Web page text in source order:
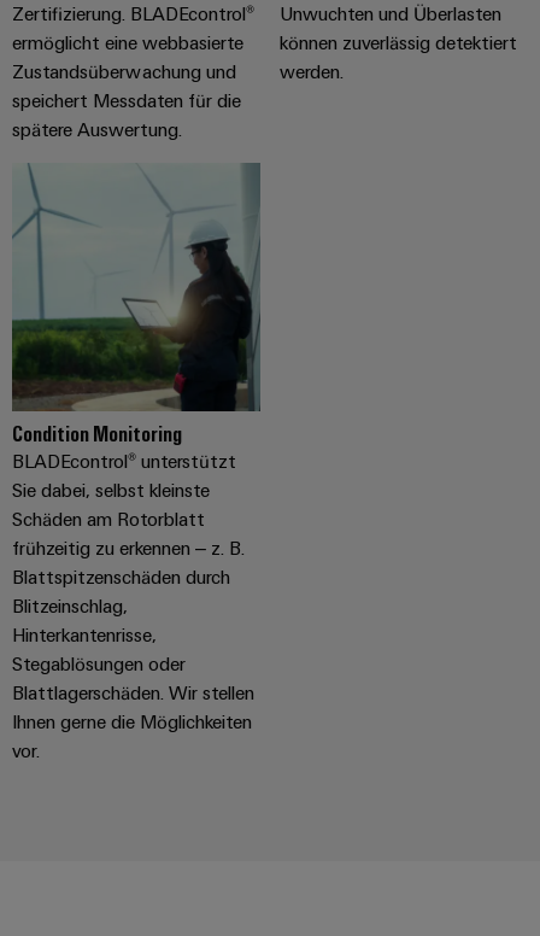
Zertifizierung. BLADEcontrol®
ermöglicht eine webbasierte
Zustandsüberwachung und
speichert Messdaten für die
spätere Auswertung.
Unwuchten und Überlasten
können zuverlässig detektiert
werden.
Condition Monitoring
BLADEcontrol® unterstützt
Sie dabei, selbst kleinste
Schäden am Rotorblatt
frühzeitig zu erkennen – z. B.
Blattspitzenschäden durch
Blitzeinschlag,
Hinterkantenrisse,
Stegablösungen oder
Blattlagerschäden. Wir stellen
Ihnen gerne die Möglichkeiten
vor.